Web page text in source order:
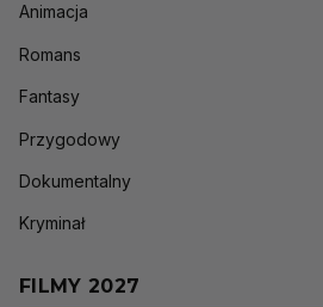
Animacja
Romans
Fantasy
Przygodowy
Dokumentalny
Kryminał
FILMY 2027